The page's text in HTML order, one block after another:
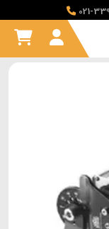
021-